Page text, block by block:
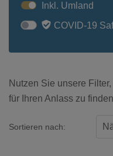
Inkl. Umland
COVID-19
Nutzen Sie unsere
für Ihren Anlass zu
Sortieren nach: